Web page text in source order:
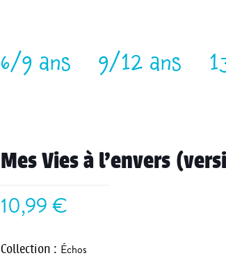
6/9 ans 9/12 ans
Mes Vies à l’envers
10,99€
Collection : Échos